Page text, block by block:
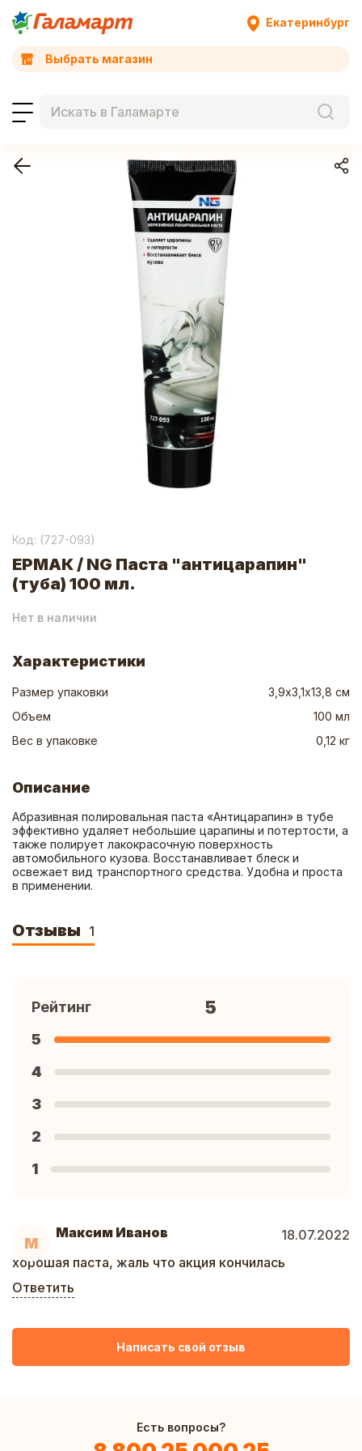
Екатеринбург
Выбрать магазин
Код: (727-093)
ЕРМАК / NG Паста "антицарапин"
(туба) 100 мл.
Нет в наличии
Характеристики
Размер упаковки
3,9х3,1х13,8 см
Объем
100 мл
Вес в упаковке
0,12 кг
Описание
Абразивная полировальная паста «Антицарапин» в тубе
эффективно удаляет небольшие царапины и потертости, а
также полирует лакокрасочную поверхность
автомобильного кузова. Восстанавливает блеск и
освежает вид транспортного средства. Удобна и проста
в применении.
Отзывы 1
М
Максим Иванов
18.07.2022
хорошая паста, жаль что акция кончилась
Ответить
Рейтинг 5
5
4
3
2
1
Написать свой отзыв
Есть вопросы?